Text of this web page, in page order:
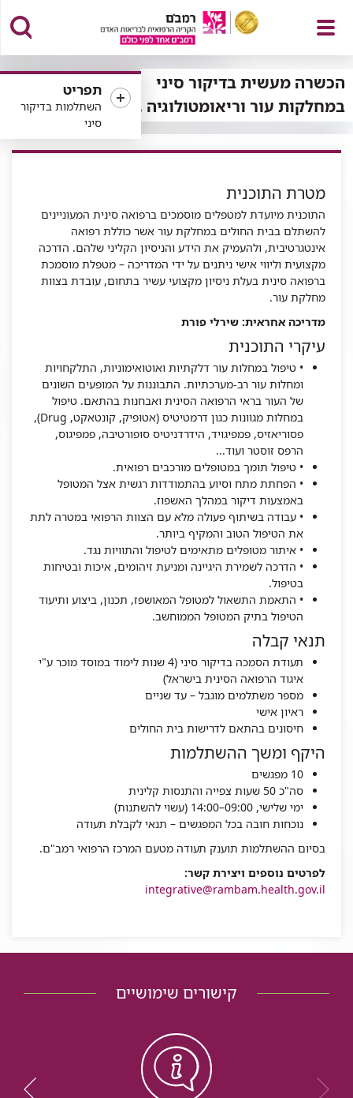
פתח
תפריט
תפריט
השתלמות בדיקור
סיני
הכשרה מעשית בדיקור סיני
במחלקות עור וריאומטולוגיה
מטרת התוכנית
התוכנית מיועדת למטפלים מוסמכים ברפואה סינית המעוניינים
להשתלם בבית החולים במחלקת עור אשר כוללת רפואה
אינטגרטיבית, ולהעמיק את הידע והניסיון הקליני שלהם. הדרכה
מקצועית וליווי אישי ניתנים על ידי המדריכה – מטפלת מוסמכת
ברפואה סינית בעלת ניסיון מקצועי עשיר בתחום, עובדת בצוות
מחלקת עור.
מדריכה אחראית: שירלי פורת
עיקרי התוכנית
• טיפול במחלות עור דלקתיות ואוטואימוניות, התלקחויות
ומחלות עור רב-מערכתיות. התבוננות על המופעים השונים
של העור בראי הרפואה הסינית ואבחנות בהתאם. טיפול
במחלות מגוונות כגון דרמטיטיס (אטופיק, קונטאקט, Drug),
פסוריאזיס, פמפיגויד, הידרדניטיס סופורטיבה, פמפיגוס,
הרפס זוסטר ועוד...
• טיפול תומך במטופלים מורכבים רפואית.
• הפחתת מתח וסיוע בהתמודדות רגשית אצל המטופל
באמצעות דיקור במהלך האשפוז.
• עבודה בשיתוף פעולה מלא עם הצוות הרפואי במטרה לתת
את הטיפול הטוב והמקיף ביותר.
• איתור מטופלים מתאימים לטיפול והתוויות נגד.
• הדרכה לשמירת היגיינה ומניעת זיהומים, איכות ובטיחות
בטיפול.
• התאמת התשאול למטופל המאושפז, תכנון, ביצוע ותיעוד
הטיפול בתיק המטופל הממוחשב.
תנאי קבלה
תעודת הסמכה בדיקור סיני (4 שנות לימוד במוסד מוכר ע"י
איגוד הרפואה הסינית בישראל)
מספר משתלמים מוגבל – עד שניים
ראיון אישי
חיסונים בהתאם לדרישות בית החולים
היקף ומשך ההשתלמות
10 מפגשים
סה"כ 50 שעות צפייה והתנסות קלינית
ימי שלישי, 09:00–14:00 (עשוי להשתנות)
נוכחות חובה בכל המפגשים – תנאי לקבלת תעודה
בסיום ההשתלמות תוענק תעודה מטעם המרכז הרפואי רמב"ם.
לפרטים נוספים ויצירת קשר:
integrative@rambam.health.gov.il
קישורים שימושיים